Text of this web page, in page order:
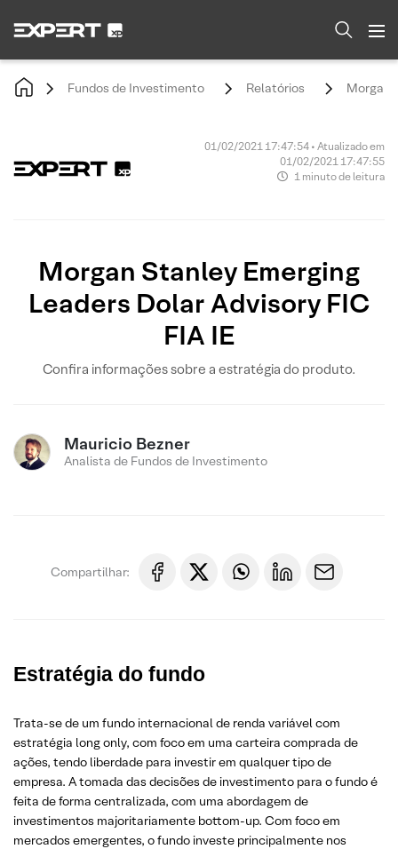
Fundos de Investimento Relatórios Morgan
01/02/2021 17:47:54 • Atualizado em
01/02/2021 17:47:55
1 minuto de leitura
Morgan Stanley Emerging
Leaders Dolar Advisory FIC
FIA IE
Confira informações sobre a estratégia do produto.
Mauricio Bezner
Analista de Fundos de Investimento
Compartilhar:
Estratégia do fundo
Trata-se de um fundo internacional de renda variável com
estratégia long only, com foco em uma carteira comprada de
ações, tendo liberdade para investir em qualquer tipo de
empresa. A tomada das decisões de investimento para o fundo é
feita de forma centralizada, com uma abordagem de
investimentos majoritariamente bottom-up. Com foco em
mercados emergentes, o fundo investe principalmente nos